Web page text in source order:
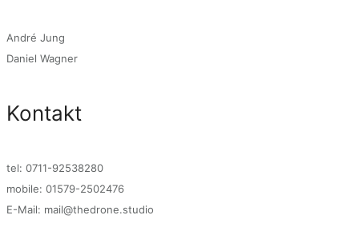
André Jung
Daniel Wagner
Kontakt
tel: 0711-92538280
mobile: 01579-2502476
E-Mail: mail@thedrone.studio